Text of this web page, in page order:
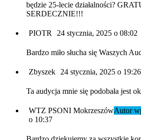
będzie 25-lecie działalności?
SERDECZNIE!!!
PIOTR 24 stycznia, 2025 o 08:02
Bardzo miło słucha się Waszych
Zbyszek 24 stycznia, 2025 o 19:26
Ta audycja mnie się podobała jest ok
WTZ PSONI MokrzeszówAutor
o 10:37